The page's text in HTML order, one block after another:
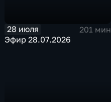
28 июля
201 мин
Эфир 28.07.2026